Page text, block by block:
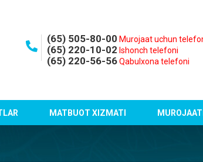
(65) 505-80-00 Murojaat uchun
(65) 220-10-02 Ishonch telefoni
(65) 220-56-56 Qabulxona telefoni
MATBUOT XIZMATI